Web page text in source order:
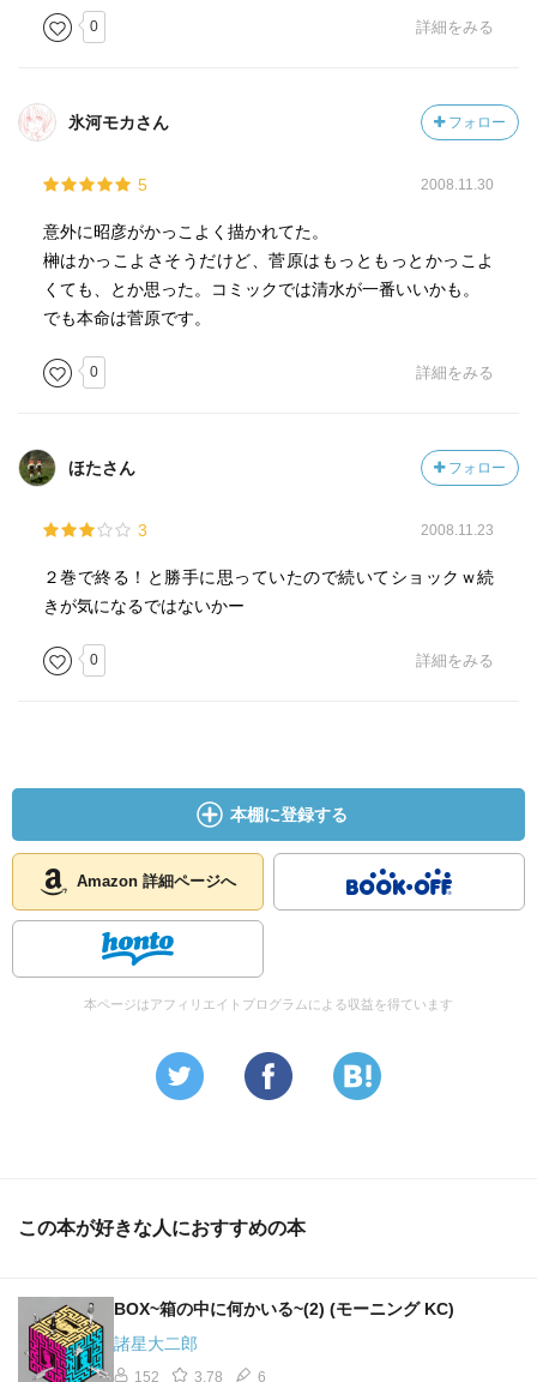
0 詳細をみる
氷河モカさん フォロー
5 2008.11.30
意外に昭彦がかっこよく描かれてた。
榊はかっこよさそうだけど、菅原はもっともっとかっこよ
くても、とか思った。コミックでは清水が一番いいかも。
でも本命は菅原です。
0 詳細をみる
ほたさん フォロー
3 2008.11.23
２巻で終る！と勝手に思っていたので続いてショックｗ続
きが気になるではないかー
0 詳細をみる
本棚に登録する
Amazon 詳細ページへ
本ページはアフィリエイトプログラムによる収益を得ています
この本が好きな人におすすめの本
BOX~箱の中に何かいる~(2) (モーニング KC)
諸星大二郎
152 3.78 6